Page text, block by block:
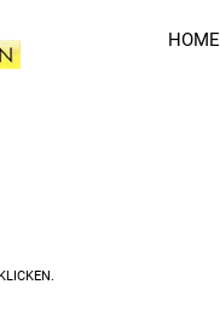
HOME